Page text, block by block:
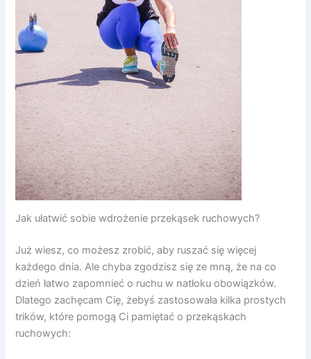
Jak ułatwić sobie wdrożenie przekąsek ruchowych?
Już wiesz, co możesz zrobić, aby ruszać się więcej
każdego dnia. Ale chyba zgodzisz się ze mną, że na co
dzień łatwo zapomnieć o ruchu w natłoku obowiązków.
Dlatego zachęcam Cię, żebyś zastosowała kilka prostych
trików, które pomogą Ci pamiętać o przekąskach
ruchowych: